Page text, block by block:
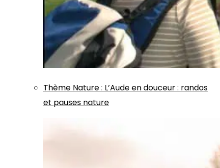
Thème Nature: L’Aude en douceur : randos
et pauses nature